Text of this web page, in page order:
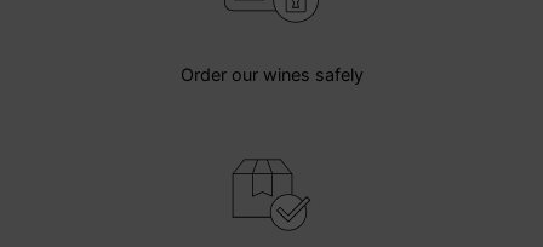
Order our wines safely